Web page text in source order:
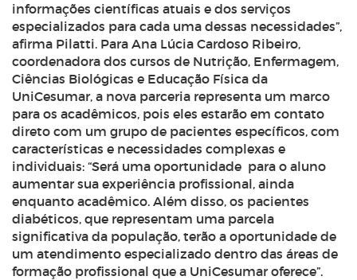
informações científicas atuais e dos serviços
especializados para cada uma dessas necessidades”,
afirma Pilatti. Para Ana Lúcia Cardoso Ribeiro,
coordenadora dos cursos de Nutrição, Enfermagem,
Ciências Biológicas e Educação Física da
UniCesumar, a nova parceria representa um marco
para os acadêmicos, pois eles estarão em contato
direto com um grupo de pacientes específicos, com
características e necessidades complexas e
individuais: “Será uma oportunidade para o aluno
aumentar sua experiência profissional, ainda
enquanto acadêmico. Além disso, os pacientes
diabéticos, que representam uma parcela
significativa da população, terão a oportunidade de
um atendimento especializado dentro das áreas de
formação profissional que a UniCesumar oferece”.